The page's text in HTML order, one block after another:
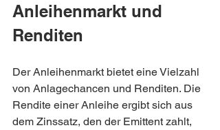
Anleihenmarkt und
Renditen
Der Anleihenmarkt bietet eine Vielzahl
von Anlagechancen und Renditen. Die
Rendite einer Anleihe ergibt sich aus
dem Zinssatz, den der Emittent zahlt,